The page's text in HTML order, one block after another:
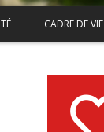
CADRE DE VIE